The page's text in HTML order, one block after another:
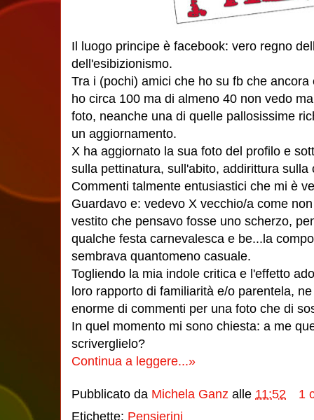
Il luogo principe è facebook: vero regno
dell'esibizionismo.
Tra i (pochi) amici che ho su fb che
ho circa 100 ma di almeno 40 non vedo
foto, neanche una di quelle pallosissime
un aggiornamento.
X ha aggiornato la sua foto del profilo e
sulla pettinatura, sull'abito, addirittura
Commenti talmente entusiastici che mi è
Guardavo e: vedevo X vecchio/a come
vestito che pensavo fosse uno scherzo,
qualche festa carnevalesca e be...la
sembrava quantomeno casuale.
Togliendo la mia indole critica e l'effetto
loro rapporto di familiarità e/o parentela,
enorme di commenti per una foto che di
In quel momento mi sono chiesta: a me
scriverglielo?
Continua a leggere...»
Pubblicato da Michela Ganz alle 11:52
1
Etichette: Pensierini